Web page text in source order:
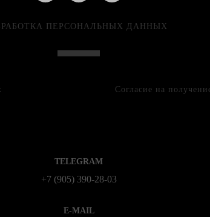
ПЕРСОНАЛЬНЫХ ДАННЫХ
Согласие на
TELEGRAM
+7 (905) 390-28-03
E-MAIL